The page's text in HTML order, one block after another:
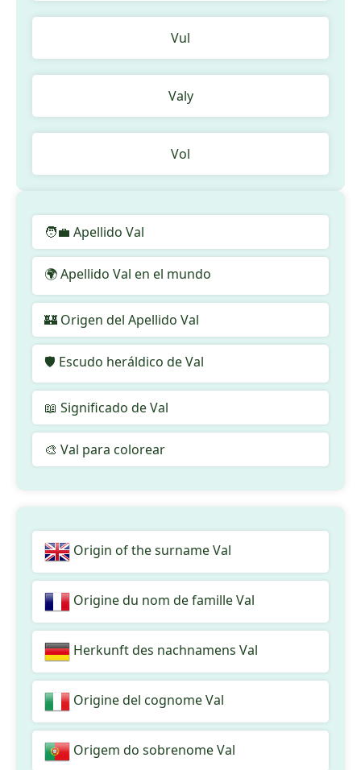
Vul
Valy
Vol
🧑‍💼 Apellido Val
🌍 Apellido Val en el mundo
🏰 Origen del Apellido Val
🛡️ Escudo heráldico de Val
📖 Significado de Val
🎨 Val para colorear
Origin of the surname Val
Origine du nom de famille Val
Herkunft des nachnamens Val
Origine del cognome Val
Origem do sobrenome Val